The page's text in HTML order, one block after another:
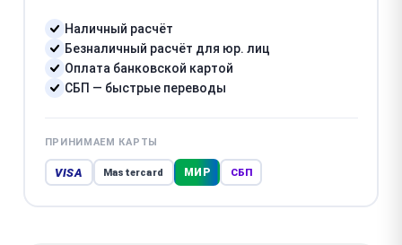
Наличный расчёт
Безналичный расчёт для юр. лиц
Оплата банковской картой
СБП — быстрые переводы
ПРИНИМАЕМ КАРТЫ
VISA Mastercard МИР СБП